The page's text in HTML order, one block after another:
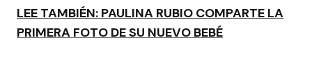
LEE TAMBIÉN: PAULINA RUBIO COMPARTE LA
PRIMERA FOTO DE SU NUEVO BEBÉ